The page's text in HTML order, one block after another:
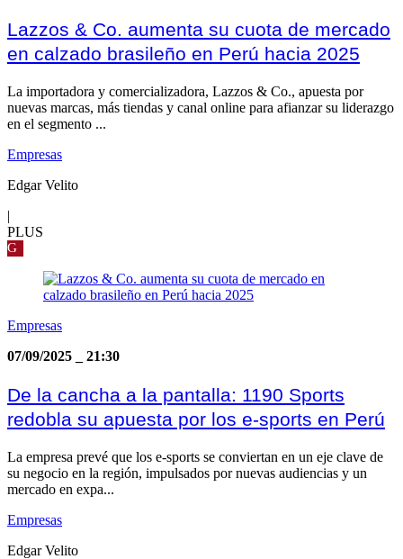
Lazzos & Co. aumenta su cuota de mercado
en calzado brasileño en Perú hacia 2025
La importadora y comercializadora, Lazzos & Co., apuesta por
nuevas marcas, más tiendas y canal online para afianzar su liderazgo
en el segmento ...
Empresas
Edgar Velito
|
PLUS
G
Empresas
07/09/2025
21:30
De la cancha a la pantalla: 1190 Sports
redobla su apuesta por los e-sports en Perú
La empresa prevé que los e-sports se conviertan en un eje clave de
su negocio en la región, impulsados por nuevas audiencias y un
mercado en expa...
Empresas
Edgar Velito